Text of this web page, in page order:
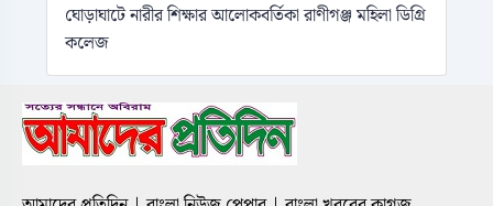
ঘোড়াঘাটে নারীর শিক্ষার আলোকবর্তিকা রাণীগঞ্জ মহিলা ডিগ্রি
কলেজ